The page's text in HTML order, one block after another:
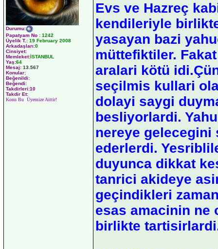
Durumu:
Papatyam No : 1242
Üyelik T. : 19 February 2008
Arkadaşları:0
Cinsiyet:
Memleket:İSTANBUL
Yaş:64
Mesaj: 13.567
Konular:
Beğenildi:
Beğendi:
Takdirleri:10
Takdir Et:
Konu Bu Üyemize Aittir!
Evs ve Hazreç
kendileriyle
yasayan bazi
müttefiktiler.
aralari kötü
seçilmis kullari
dolayi saygi
besliyorlardi.
nereye gelecegini
ederlerdi.
duyunca dikkat
tanrici akideye
geçindikleri
esas amacinin ne
birlikte